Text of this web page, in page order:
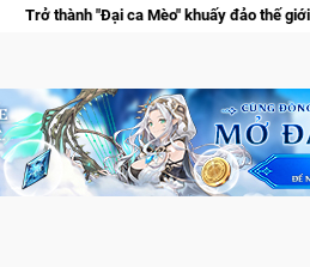
ca Mèo" khuấy đảo thế giới ngầm trong Cat